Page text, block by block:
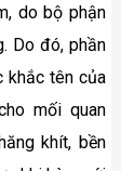
do bộ phận
Do đó, phần
khắc tên của
mối quan
khít, bền